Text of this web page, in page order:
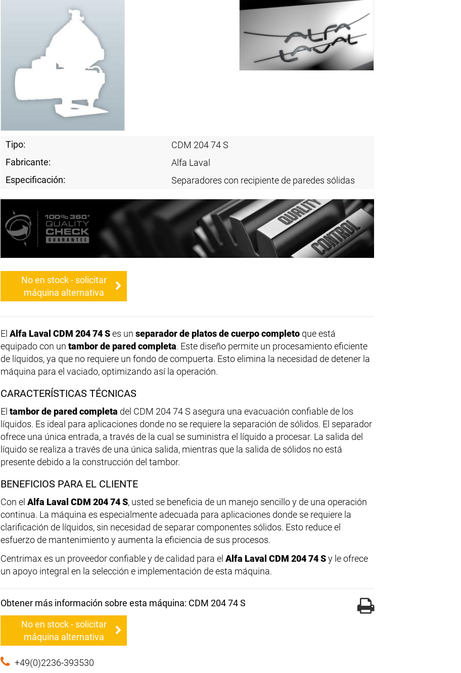
Tipo:
CDM 204 74 S
Fabricante:
Alfa Laval
Especificación:
Separadores con recipiente de paredes sólidas
No en stock - solicitar
máquina alternativa
El Alfa Laval CDM 204 74 Ses un separador de platos de cuerpo completo que está
equipado con un tambor de pared completa. Este diseño permite un procesamiento eficiente
de líquidos, ya que no requiere un fondo de compuerta. Esto elimina la necesidad de detener la
máquina para el vaciado, optimizando así la operación.
CARACTERÍSTICAS TÉCNICAS
El tambor de pared completa del CDM 204 74 S asegura una evacuación confiable de los
líquidos. Es ideal para aplicaciones donde no se requiere la separación de sólidos. El separador
ofrece una única entrada, a través de la cual se suministra el líquido a procesar. La salida del
líquido se realiza a través de una única salida, mientras que la salida de sólidos no está
presente debido a la construcción del tambor.
BENEFICIOS PARA EL CLIENTE
Con el Alfa Laval CDM 204 74 S, usted se beneficia de un manejo sencillo y de una operación
continua. La máquina es especialmente adecuada para aplicaciones donde se requiere la
clarificación de líquidos, sin necesidad de separar componentes sólidos. Esto reduce el
esfuerzo de mantenimiento y aumenta la eficiencia de sus procesos.
Centrimax es un proveedor confiable y de calidad para el Alfa Laval CDM 204 74 Sy le ofrece
un apoyo integral en la selección e implementación de esta máquina.
Obtener más información sobre esta máquina: CDM 204 74 S
No en stock - solicitar
máquina alternativa
+49(0)2236-393530